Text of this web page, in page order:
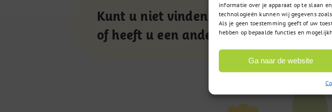
informatie over je apparaat op te slaan
technologieën kunnen wij gegevens
Als je geen toestemming geeft of uw
hebben op bepaalde functies en
Ga naar de website
Kunt u niet vinden wat u zoekt
of heeft u een andere vraag?